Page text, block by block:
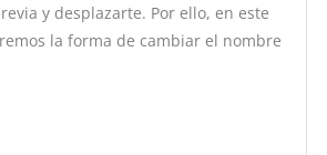
y desplazarte. Por ello, en este
la forma de cambiar el nombre